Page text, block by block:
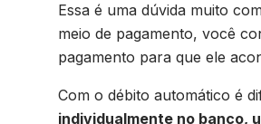
Essa é uma dúvida muito
meio de pagamento, você
pagamento para que ele
Com o débito automático é
individualmente no banco,